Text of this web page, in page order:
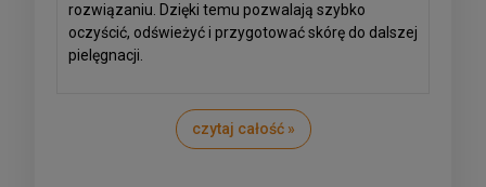
rozwiązaniu. Dzięki temu pozwalają szybko
oczyścić, odświeżyć i przygotować skórę do dalszej
pielęgnacji.
czytaj całość »